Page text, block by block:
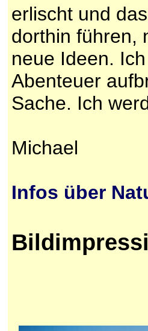
erlischt und
dorthin führen,
neue Ideen.
Abenteuer
Sache. Ich
Michael
Infos über